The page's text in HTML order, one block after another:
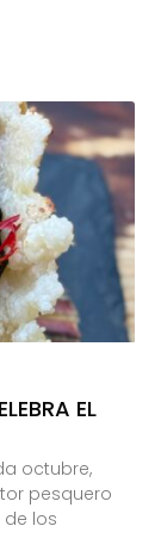
EL
octubre,
pesquero
los